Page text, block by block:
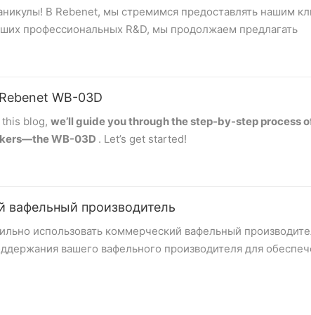
В Rebenet, мы стремимся предоставлять нашим
профессиональных R&D, мы продолжаем предлагать
свое присутствие на рынке индустрии
плиты, упрощающую доступ к задним кастрюлям
газовая плита, мы предоставим вам наши
горелками
WB-03D
blog, we’ll guide you through the step-by-step process
WB-03D . Let’s get started!
the buzzer will sound three times, and the LED display will
вафельный производитель
использовать коммерческий вафельный
вашего вафельного производителя для